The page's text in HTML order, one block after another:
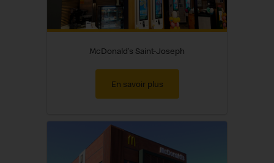
McDonald's Saint-Joseph
En savoir plus